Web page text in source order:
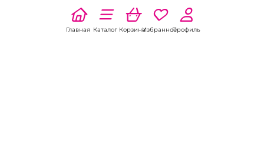
Главная Каталог КорзинаИзбранноеПрофиль